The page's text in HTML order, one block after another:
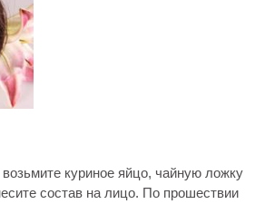
куриное яйцо, чайную ложку
состав на лицо. По прошествии